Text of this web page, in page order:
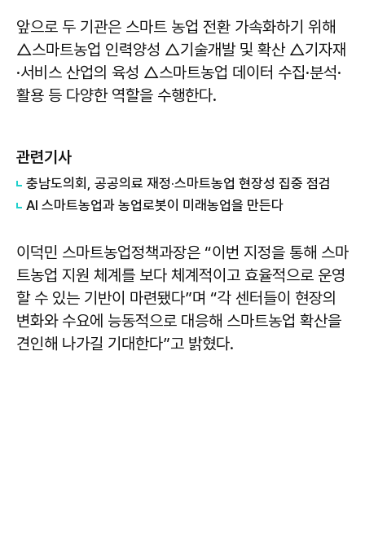
앞으로 두 기관은 스마트 농업 전환 가속화하기 위해
△스마트농업 인력양성 △기술개발 및 확산 △기자재
·서비스 산업의 육성 △스마트농업 데이터 수집·분석·
활용 등 다양한 역할을 수행한다.
관련기사
충남도의회, 공공의료 재정·스마트농업 현장성 집중 점검
AI 스마트농업과 농업로봇이 미래농업을 만든다
이덕민 스마트농업정책과장은 “이번 지정을 통해 스마
트농업 지원 체계를 보다 체계적이고 효율적으로 운영
할 수 있는 기반이 마련됐다”며 “각 센터들이 현장의
변화와 수요에 능동적으로 대응해 스마트농업 확산을
견인해 나가길 기대한다”고 밝혔다.